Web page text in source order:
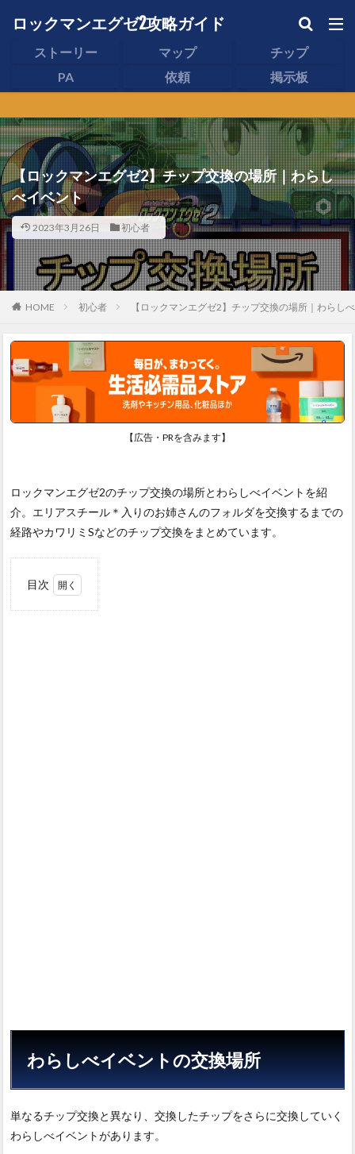
ロックマンエグゼ2攻略ガイド
ストーリー マップ
チップ
PA
依頼 掲示板
【ロックマンエグゼ2】チップ交換の場所｜わらし
べイベント
2023年3月26日 初心者
HOME 初心者 【ロックマンエグゼ2】チップ交換の場所｜わらし
【広告・PRを含みます】
ロックマンエグゼ2のチップ交換の場所とわらしべイベントを紹
介。エリアスチール＊入りのお姉さんのフォルダを交換するまでの
経路やカワリミSなどのチップ交換をまとめています。
目次
わらしべイベントの交換場所
単なるチップ交換と異なり、交換したチップをさらに交換していく
わらしべイベントがあります。